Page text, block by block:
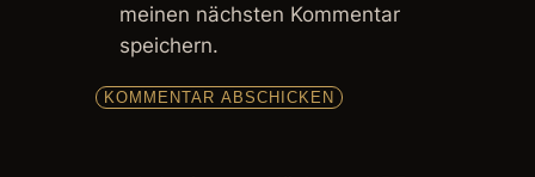
meinen nächsten Kommentar
speichern.